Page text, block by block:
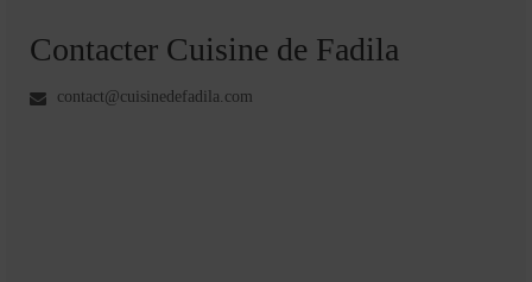
Contacter Cuisine de Fadila
contact@cuisinedefadila.com